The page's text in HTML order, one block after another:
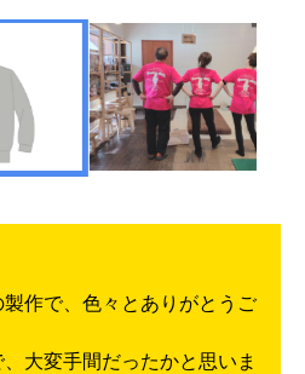
作で、色々とありがとうご
大変手間だったかと思いま